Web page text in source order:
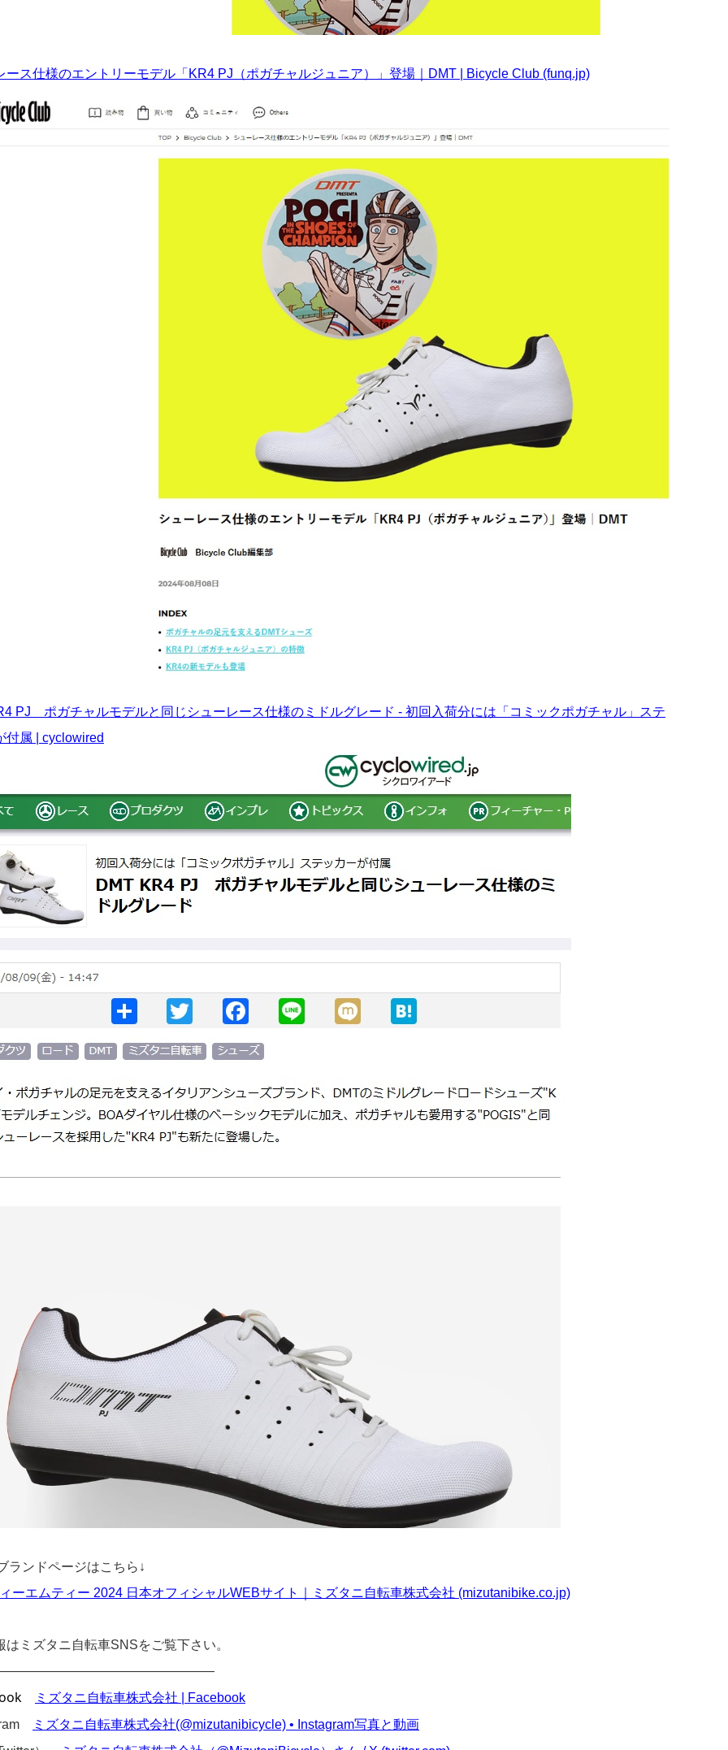
ース仕様のエントリーモデル「KR4 PJ（ポガチャルジュニア）」登場｜DMT | Bicycle Club (funq.jp)
PJ ポガチャルモデルと同じシューレース仕様のミドルグレード - 初回入荷分には「コミックポガチャル」ステ
付属 | cyclowired
ランドページはこちら↓
ーエムティー 2024 日本オフィシャルWEBサイト｜ミズタニ自転車株式会社 (mizutanibike.co.jp)
はミズタニ自転車SNSをご覧下さい。
ミズタニ自転車株式会社 | Facebook
ミズタニ自転車株式会社(@mizutanibicycle) • Instagram写真と動画